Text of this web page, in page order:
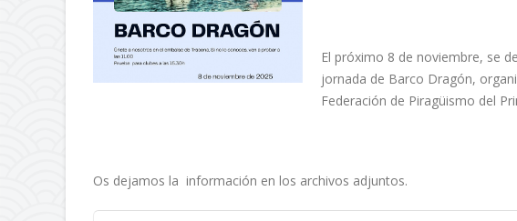
El próximo 8 de noviembre, se
jornada de Barco Dragón,
Federación de Piragüismo del
Os dejamos la información en los archivos adjuntos.